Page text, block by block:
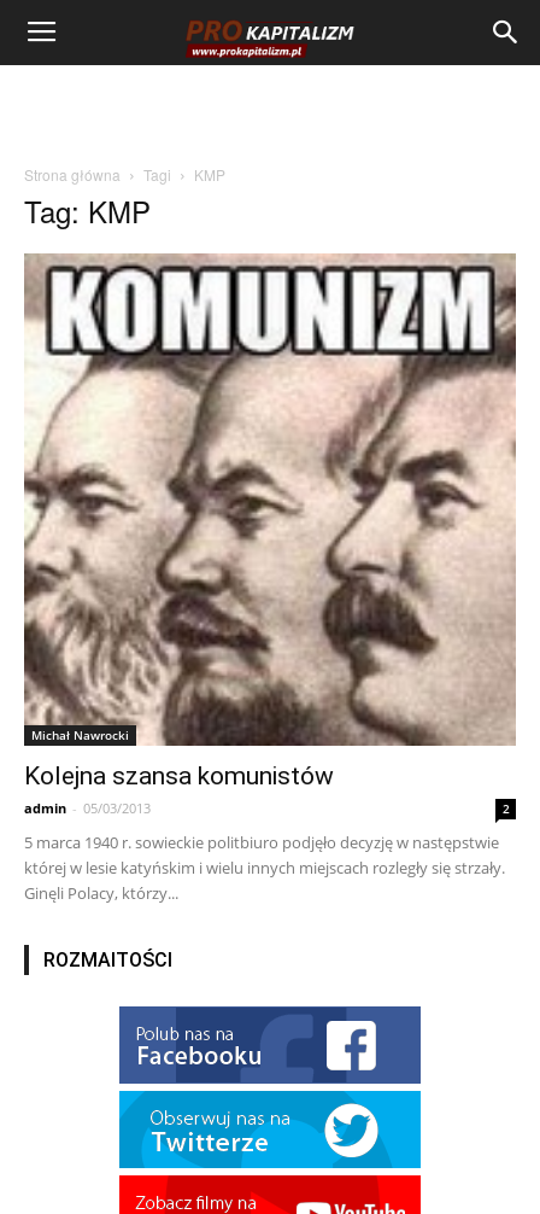
Strona główna Tagi KMP
Tag: KMP
Michał Nawrocki
Kolejna szansa komunistów
admin - 05/03/2013 2
5 marca 1940 r. sowieckie politbiuro podjęło decyzję w następstwie
której w lesie katyńskim i wielu innych miejscach rozległy się strzały.
Ginęli Polacy, którzy...
ROZMAITOŚCI